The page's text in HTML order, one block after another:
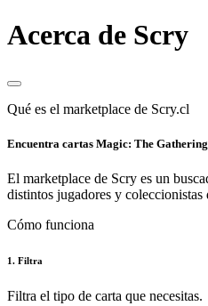
Acerca de Scry
Qué es el marketplace de Scry.cl
Encuentra cartas Magic: The
El marketplace de Scry es un
distintos jugadores y
Cómo funciona
1. Filtra
Filtra el tipo de carta que necesitas.